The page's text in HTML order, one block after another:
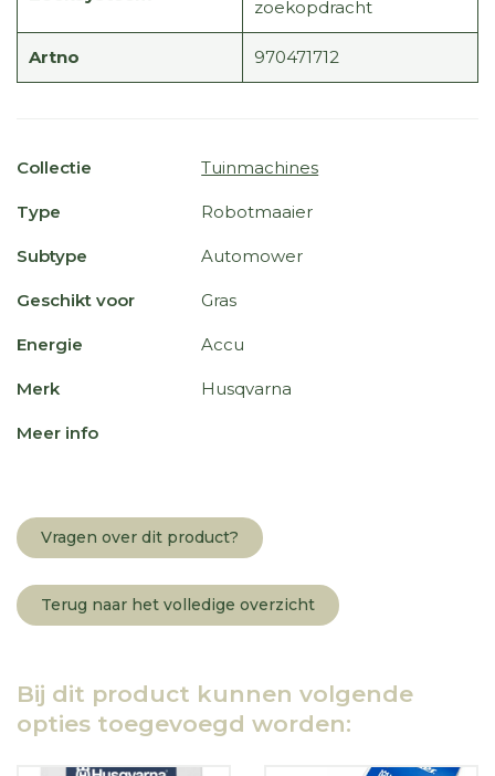
zoekopdracht
Artno 970471712
Collectie Tuinmachines
Type Robotmaaier
Subtype Automower
Geschikt voor Gras
Energie Accu
Merk Husqvarna
Meer info
Vragen over dit product?
Terug naar het volledige overzicht
Bij dit product kunnen volgende
opties toegevoegd worden: